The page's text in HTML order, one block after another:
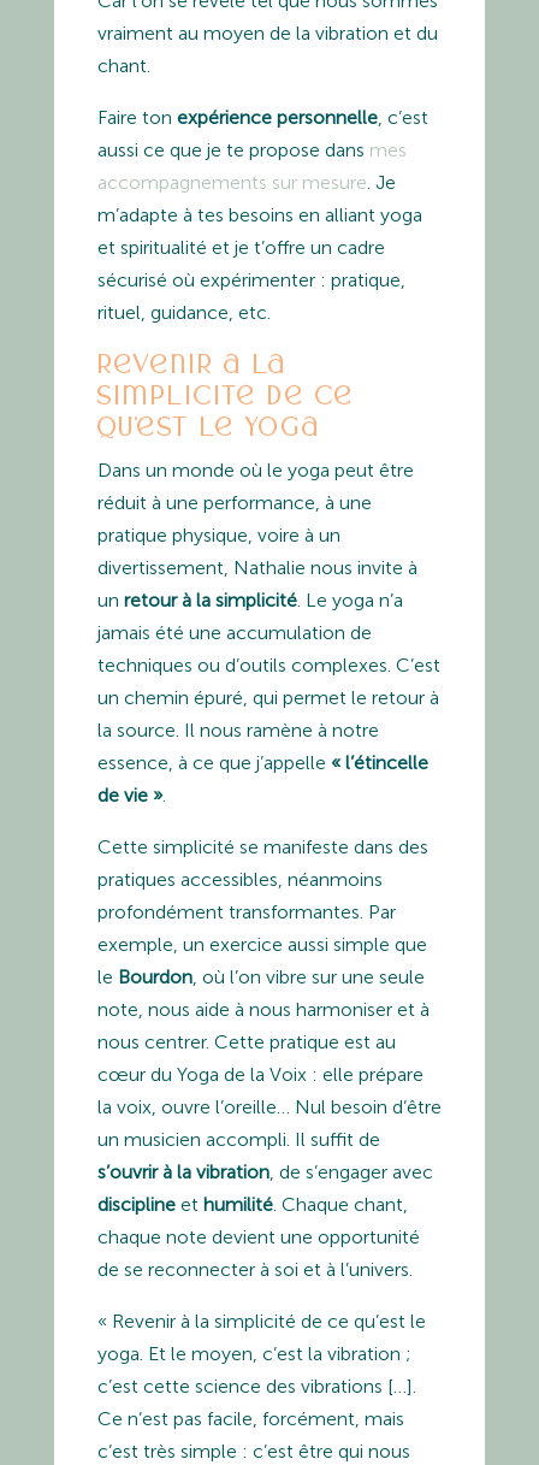
vraiment au moyen de la vibration et du
chant.
Faire ton expérience personnelle, c’est
aussi ce que je te propose dans mes
accompagnements sur mesure. Je
m’adapte à tes besoins en alliant yoga
et spiritualité et je t’offre un cadre
sécurisé où expérimenter : pratique,
rituel, guidance, etc.
Revenir à la
simplicité de ce
qu’est le yoga
Dans un monde où le yoga peut être
réduit à une performance, à une
pratique physique, voire à un
divertissement, Nathalie nous invite à
un retour à la simplicité. Le yoga n’a
jamais été une accumulation de
techniques ou d’outils complexes. C’est
un chemin épuré, qui permet le retour à
la source. Il nous ramène à notre
essence, à ce que j’appelle « l’étincelle
de vie ».
Cette simplicité se manifeste dans des
pratiques accessibles, néanmoins
profondément transformantes. Par
exemple, un exercice aussi simple que
le Bourdon, où l’on vibre sur une seule
note, nous aide à nous harmoniser et à
nous centrer. Cette pratique est au
cœur du Yoga de la Voix : elle prépare
la voix, ouvre l’oreille… Nul besoin d’être
un musicien accompli. Il suffit de
s’ouvrir à la vibration, de s’engager avec
disciplineet humilité. Chaque chant,
chaque note devient une opportunité
de se reconnecter à soi et à l’univers.
« Revenir à la simplicité de ce qu’est le
yoga. Et le moyen, c’est la vibration ;
c’est cette science des vibrations […].
Ce n’est pas facile, forcément, mais
c’est très simple : c’est être qui nous